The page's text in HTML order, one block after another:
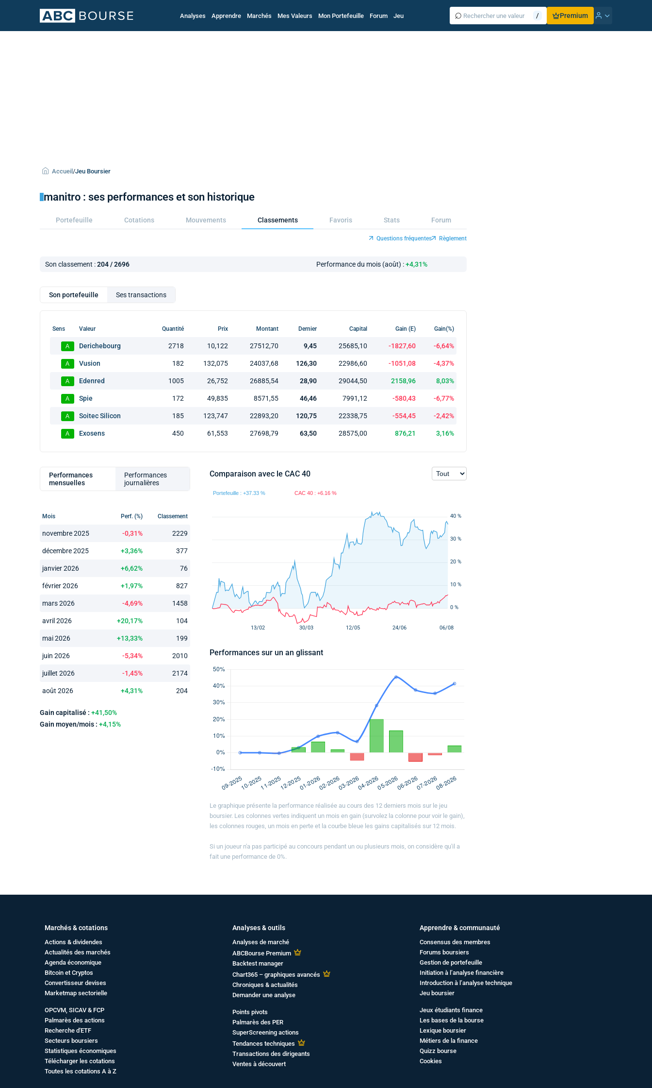
Analyses Apprendre Marchés Mes Valeurs Mon Portefeuille Forum Jeu ⌕ / Premium
Accueil /Jeu Boursier
manitro : ses performances et son historique
Portefeuille Cotations Mouvements Classements Favoris Stats Forum
Questions fréquentes Règlement
Son classement :204 / 2696 Performance du mois (août) :+4,31%
Son portefeuille Ses transactions
Sens Valeur Quantité Prix Montant Dernier Capital Gain (E) Gain(%)
A Derichebourg 2718 10,122 27512,70 9,45 25685,10 -1827,60 -6,64%
A Vusion 182 132,075 24037,68 126,30 22986,60 -1051,08 -4,37%
A Edenred 1005 26,752 26885,54 28,90 29044,50 2158,96 8,03%
A Spie 172 49,835 8571,55 46,46 7991,12 -580,43 -6,77%
A Soitec Silicon 185 123,747 22893,20 120,75 22338,75 -554,45 -2,42%
A Exosens 450 61,553 27698,79 63,50 28575,00 876,21 3,16%
Performances
mensuelles
Performances
journalières
Mois Perf. (%) Classement
novembre 2025 -0,31% 2229
décembre 2025 +3,36% 377
janvier 2026 +6,62% 76
février 2026 +1,97% 827
mars 2026 -4,69% 1458
avril 2026 +20,17% 104
mai 2026 +13,33% 199
juin 2026 -5,34% 2010
juillet 2026 -1,45% 2174
août 2026 +4,31% 204
Gain capitalisé : +41,50%
Gain moyen/mois : +4,15%
Comparaison avec le CAC 40
Performances sur un an glissant
Le graphique présente la performance réalisée au cours des 12 derniers mois sur le jeu
boursier. Les colonnes vertes indiquent un mois en gain (survolez la colonne pour voir le gain),
les colonnes rouges, un mois en perte et la courbe bleue les gains capitalisés sur 12 mois.
Si un joueur n'a pas participé au concours pendant un ou plusieurs mois, on considère qu'il a
fait une performance de 0%.
Marchés & cotations
Actions & dividendes
Actualités des marchés
Agenda économique
Bitcoin et Cryptos
Convertisseur devises
Marketmap sectorielle
OPCVM, SICAV & FCP
Palmarès des actions
Recherche d'ETF
Secteurs boursiers
Statistiques économiques
Télécharger les cotations
Toutes les cotations A à Z
Analyses & outils
Analyses de marché
ABCBourse Premium
Backtest manager
Chart365 – graphiques avancés
Chroniques & actualités
Demander une analyse
Points pivots
Palmarès des PER
SuperScreening actions
Tendances techniques
Transactions des dirigeants
Ventes à découvert
Apprendre & communauté
Consensus des membres
Forums boursiers
Gestion de portefeuille
Initiation à l’analyse financière
Introduction à l’analyse technique
Jeu boursier
Jeux étudiants finance
Les bases de la bourse
Lexique boursier
Métiers de la finance
Quizz bourse
Cookies